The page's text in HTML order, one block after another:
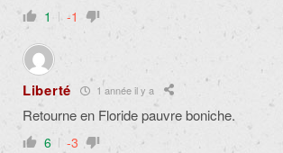
1 -1
Liberté 1 année il y a
Retourne en Floride pauvre boniche.
6 -3